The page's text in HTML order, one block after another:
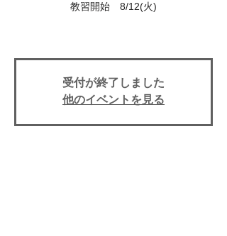
教習開始 8/12(火)
受付が終了しました
他のイベントを見る